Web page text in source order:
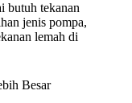
butuh tekanan
jenis pompa,
lemah di
Besar